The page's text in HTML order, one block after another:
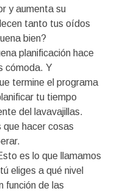
y aumenta su
tanto tus oídos
bien?
planificación hace
cómoda. Y
termine el programa
tu tiempo
del lavavajillas.
que hacer cosas
es lo que llamamos
eliges a qué nivel
función de las